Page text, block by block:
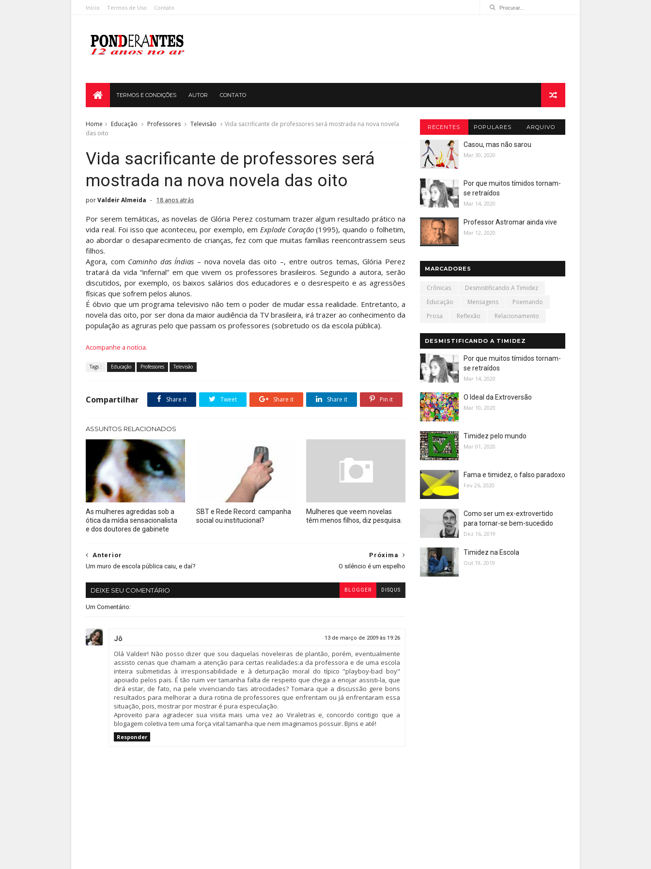
Início Termos de Uso Contato
TERMOS E CONDIÇÕES AUTOR CONTATO
Home Educação Professores Televisão
Vida sacrificante de professores será mostrada na nova novela
das oito
Vida sacrificante de professores será
mostrada na nova novela das oito
porValdeir Almeida 18 anos atrás
Por serem temáticas, as novelas de Glória Perez costumam trazer algum resultado prático na
vida real. Foi isso que aconteceu, por exemplo, em Explode Coração(1995), quando o folhetim,
ao abordar o desaparecimento de crianças, fez com que muitas famílias reencontrassem seus
filhos.
Agora, com Caminho das Índias – nova novela das oito –, entre outros temas, Glória Perez
tratará da vida “infernal” em que vivem os professores brasileiros. Segundo a autora, serão
discutidos, por exemplo, os baixos salários dos educadores e o desrespeito e as agressões
físicas que sofrem pelos alunos.
É óbvio que um programa televisivo não tem o poder de mudar essa realidade. Entretanto, a
novela das oito, por ser dona da maior audiência da TV brasileira, irá trazer ao conhecimento da
população as agruras pelo que passam os professores (sobretudo os da escola pública).
Acompanhe a notícia.
Tags : Educação Professores Televisão
Compartilhar Share it Tweet Share it Share it Pin it
ASSUNTOS RELACIONADOS
As mulheres agredidas sob a
ótica da mídia sensacionalista
e dos doutores de gabinete
SBT e Rede Record: campanha
social ou institucional?
Mulheres que veem novelas
têm menos filhos, diz pesquisa.
Próxima
O silêncio é um espelho
Anterior
Um muro de escola pública caiu, e daí?
DEIXE SEU COMENTÁRIO BLOGGER DISQUS
Um Comentário:
Jô 13 de março de 2009 às 19:26
Olá Valdeir! Não posso dizer que sou daquelas noveleiras de plantão, porém, eventualmente
assisto cenas que chamam a atenção para certas realidades:a da professora e de uma escola
inteira submetidas à irresponsabilidade e à deturpação moral do típico "playboy-bad boy"
apoiado pelos pais. É tão ruim ver tamanha falta de respeito que chega a enojar assisti-la, que
dirá estar, de fato, na pele vivenciando tais atrocidades? Tomara que a discussão gere bons
resultados para melhorar a dura rotina de professores que enfrentam ou já enfrentaram essa
situação, pois, mostrar por mostrar é pura especulação.
Aproveito para agradecer sua visita mais uma vez ao Viraletras e, concordo contigo que a
blogagem coletiva tem uma força vital tamanha que nem imaginamos possuir. Bjins e até!
Responder
RECENTES POPULARES ARQUIVO
Casou, mas não sarou
Mar 30, 2020
Por que muitos tímidos tornam-
se retraídos
Mar 14, 2020
Professor Astromar ainda vive
Mar 12, 2020
MARCADORES
Crônicas
Desmistificando A Timidez
Educação
Mensagens
Poemando
Prosa
Reflexão Relacionamento
DESMISTIFICANDO A TIMIDEZ
Por que muitos tímidos tornam-
se retraídos
Mar 14, 2020
O Ideal da Extroversão
Mar 10, 2020
Timidez pelo mundo
Mar 01, 2020
Fama e timidez, o falso paradoxo
Fev 26, 2020
Como ser um ex-extrovertido
para tornar-se bem-sucedido
Dez 16, 2019
Timidez na Escola
Out 19, 2019